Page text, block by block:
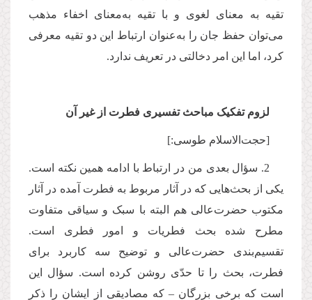
تقیه به معنای لغوی و با تقیه به‌معنای اخفاء مذهب
می‌توان حفظ جان را به‌عنوان ارتباط این دو تقیه معرفی
کرد، اما این امر دخالتی در تعریف ندارد.
لزوم تفکیک مباحث تفسیری فطرت از غیر آن
[حجت‌الاسلام طوسی:]
2. سؤال بعدی من در ارتباط با ادامه همین نکته است.
یکی از بحث‌هایی که در آثار مربوط به فطرت آمده در آثار
مکتوب حضرت‌عالی هم البته با سبک و سیاقی متفاوت
مطرح شده بحث فطریات و امور فطری است.
تقسیم‌بندی حضر‌ت‌عالی و توضیح سه کاربرد برای
فطرت، بحث را تا حدّی روشن کرده است. سؤال این
است که برخی بزرگان – که مصادیقی از ایشان را ذکر